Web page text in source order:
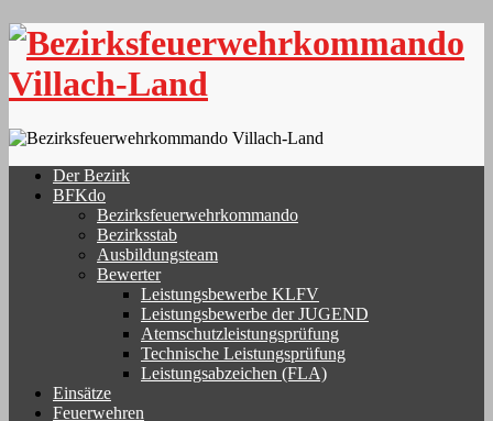
Skip
content
Der Bezirk
BFKdo
Bezirksfeuerwehrkommando
Bezirksstab
Ausbildungsteam
Bewerter
Leistungsbewerbe KLFV
Leistungsbewerbe der JUGEND
Atemschutzleistungsprüfung
Technische Leistungsprüfung
Leistungsabzeichen (FLA)
Einsätze
Feuerwehren